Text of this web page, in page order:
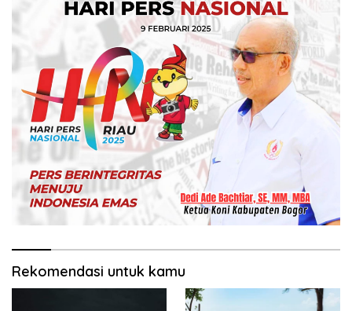
Rekomendasi untuk kamu